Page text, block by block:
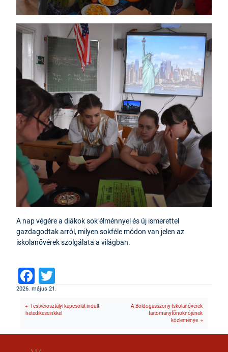
IMAGE
A nap végére a diákok sok élménnyel és új ismerettel
gazdagodtak arról, milyen sokféle módon van jelen az
iskolanővérek szolgálata a világban.
Facebook
2026. május 21.
Testvérosztályi kapcsolat indult
hetedikeseinkkel
A Boldogasszony Iskolanővérek
tartományfőnöknőjének
közleménye